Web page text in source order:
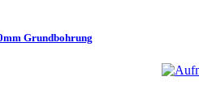
Grundbohrung